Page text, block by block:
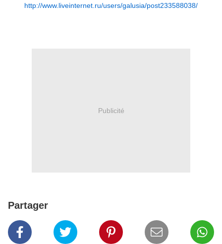
http://www.liveinternet.ru/users/galusia/post233588038/
Publicité
Partager